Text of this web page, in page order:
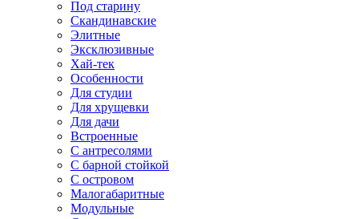
Под старину
Скандинавские
Элитные
Эксклюзивные
Хай-тек
Особенности
Для студии
Для хрущевки
Для дачи
Встроенные
С антресолями
С барной стойкой
С островом
Малогабаритные
Модульные